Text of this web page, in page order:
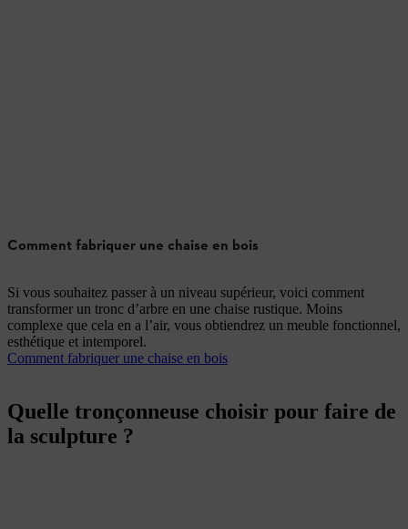
Comment fabriquer une chaise en bois
Si vous souhaitez passer à un niveau supérieur, voici comment
transformer un tronc d’arbre en une chaise rustique. Moins
complexe que cela en a l’air, vous obtiendrez un meuble fonctionnel,
esthétique et intemporel.
Comment fabriquer une chaise en bois
Quelle tronçonneuse choisir pour faire de
la sculpture ?